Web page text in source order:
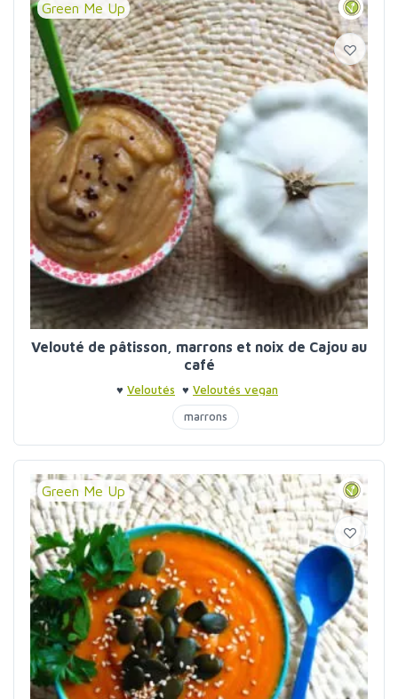
Green Me Up
Velouté de pâtisson, marrons et noix de Cajou au
café
♥ Veloutés ♥ Veloutés vegan
marrons
Green Me Up